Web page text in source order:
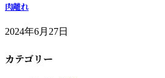
肉離れ
2024年6月27日
カテゴリー